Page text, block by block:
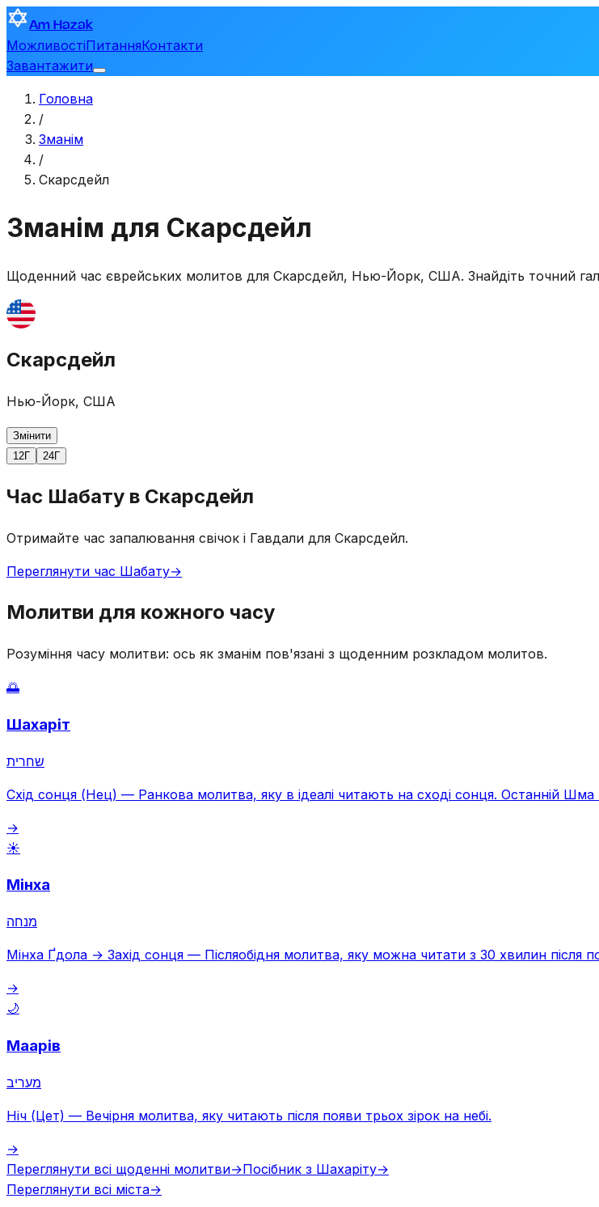
Am Hazak
МожливостіПитанняКонтакти
Завантажити
Головна
/
Зманім
/
Скарсдейл
Зманім для Скарсдейл
Щоденний час єврейських молитов для Скарсдейл, Нью-Йорк, США. Знайдіть точний
Скарсдейл
Нью-Йорк, США
Змінити
12Г
24Г
Час Шабату в Скарсдейл
Отримайте час запалювання свічок і Гавдали для Скарсдейл.
Переглянути час Шабату→
Молитви для кожного часу
Розуміння часу молитви: ось як зманім пов'язані з щоденним розкладом молитов.
🌅
Шахаріт
שחרית
Схід сонця (Нец) — Ранкова молитва, яку в ідеалі читають на сході сонця. Останній
→
☀️
Мінха
מנחה
Мінха Ґдола → Захід сонця — Післяобідня молитва, яку можна читати з 30 хвилин після
→
🌙
Маарів
מעריב
Ніч (Цет) — Вечірня молитва, яку читають після появи трьох зірок на небі.
→
Переглянути всі щоденні молитви→Посібник з Шахаріту→
Переглянути всі міста→